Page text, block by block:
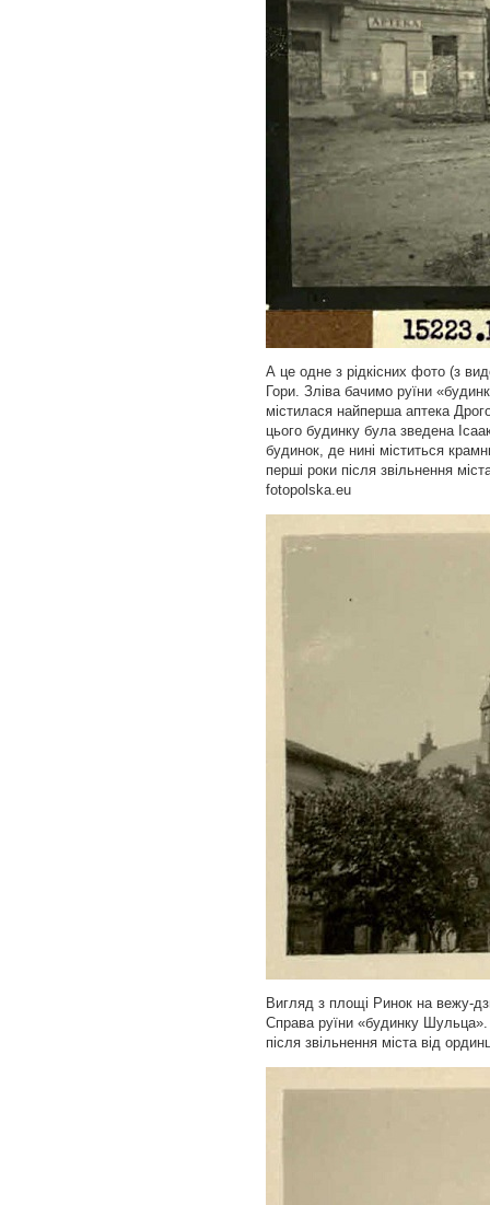
А це одне з рідкісних фото (з
Гори. Зліва бачимо руїни
містилася найперша аптека
цього будинку була зведена
будинок, де нині міститься
перші роки після звільнення
fotopolska.eu
Вигляд з площі Ринок на вежу-
Справа руїни «будинку
після звільнення міста від